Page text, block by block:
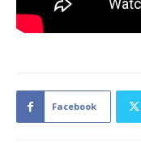
Facebook